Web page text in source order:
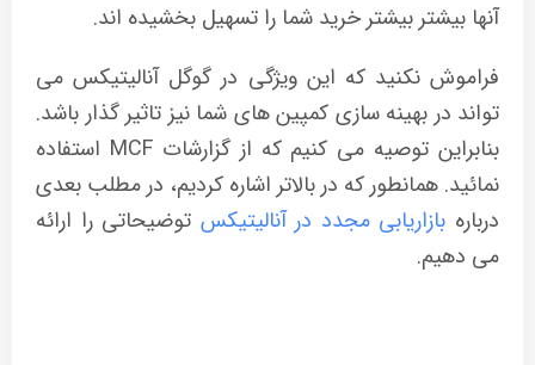
آنها بیشتر بیشتر خرید شما را تسهیل بخشیده اند.
فراموش نکنید که این ویژگی در گوگل آنالیتیکس می
تواند در بهینه سازی کمپین های شما نیز تاثیر گذار باشد.
بنابراین توصیه می کنیم که از گزارشات MCF استفاده
نمائید. همانطور که در بالاتر اشاره کردیم، در مطلب بعدی
درباره بازاریابی مجدد در آنالیتیکس توضیحاتی را ارائه
می دهیم.